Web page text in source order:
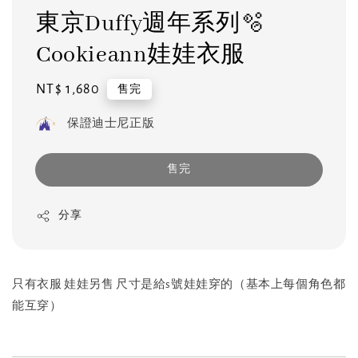
東京Duffy週年系列🫧
Cookieann娃娃衣服
Regular
NT$ 1,680 售完
保證迪士尼正版
售完
分享
只有衣服 娃娃另售 尺寸是給s號娃娃穿的（基本上每個角色都
能互穿）